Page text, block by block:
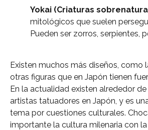
Yokai (Criaturas
mitológicos que suelen
Pueden ser zorros, serpientes,
Existen muchos más diseños, como
otras figuras que en Japón tienen
En la actualidad existen alrededor
artistas tatuadores en Japón, y es
tema por cuestiones culturales.
importante la cultura milenaria con